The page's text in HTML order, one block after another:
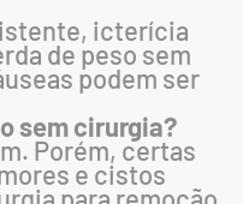
icterícia
de peso sem
podem ser
sem cirurgia?
Porém, certas
e cistos